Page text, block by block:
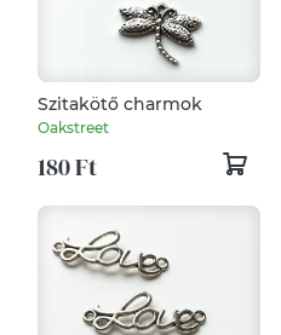
Szitakötő charmok
Oakstreet
180 Ft